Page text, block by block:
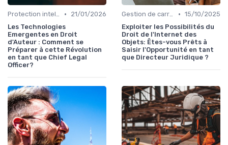
Protection intellectuelle •
21/01/2026
Les Technologies
Emergentes en Droit
d'Auteur : Comment se
Préparer à cette Révolution
en tant que Chief Legal
Officer?
Gestion de carrière • 15/10/2025
Exploiter les Possibilités du
Droit de l'Internet des
Objets: Êtes-vous Prêts à
Saisir l'Opportunité en tant
que Directeur Juridique ?